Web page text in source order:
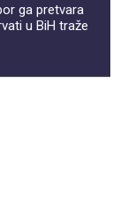
ga pretvara
u BiH traže